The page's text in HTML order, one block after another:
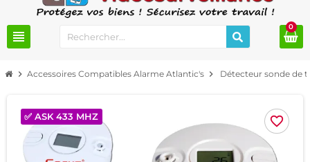
view_headline
0
chevron_right Accessoires Compatibles Alarme Atlantic's chevron_right Détecteur sonde de
favorite_border
✅ ASK 433 MHZ